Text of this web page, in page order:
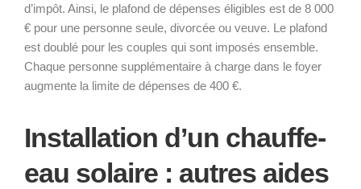
d’impôt. Ainsi, le plafond de dépenses éligibles est de 8 000
€ pour une personne seule, divorcée ou veuve. Le plafond
est doublé pour les couples qui sont imposés ensemble.
Chaque personne supplémentaire à charge dans le foyer
augmente la limite de dépenses de 400 €.
Installation d’un chauffe-
eau solaire : autres aides